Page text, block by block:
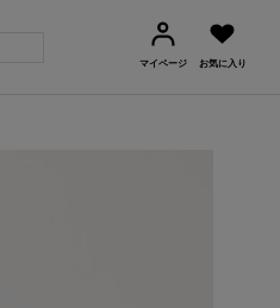
マイページ お気に入り